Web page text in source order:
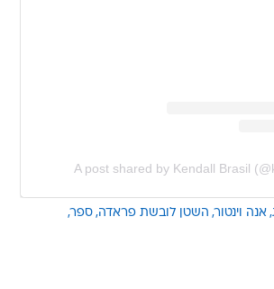
A post shared by Kendall Brasil
אנה וינטור השטן לובשת פראדה ספר